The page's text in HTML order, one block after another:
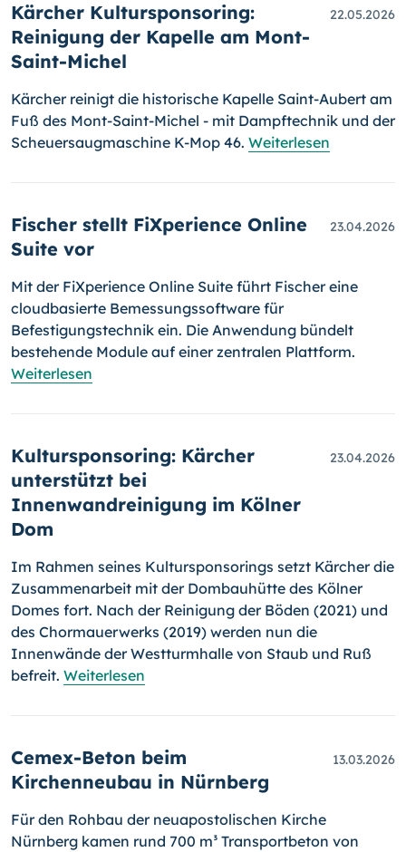
Kärcher Kultursponsoring:
Reinigung der Kapelle am Mont-
Saint-Michel
22.05.2026
Kärcher reinigt die historische Kapelle Saint-Aubert am
Fuß des Mont-Saint-Michel - mit Dampftechnik und der
Scheuersaugmaschine K-Mop 46. Weiterlesen
Fischer stellt FiXperience Online
Suite vor
23.04.2026
Mit der FiXperience Online Suite führt Fischer eine
cloudbasierte Bemessungssoftware für
Befestigungstechnik ein. Die Anwendung bündelt
bestehende Module auf einer zentralen Plattform.
Weiterlesen
Kultursponsoring: Kärcher
unterstützt bei
Innenwandreinigung im Kölner
Dom
23.04.2026
Im Rahmen seines Kultursponsorings setzt Kärcher die
Zusammenarbeit mit der Dombauhütte des Kölner
Domes fort. Nach der Reinigung der Böden (2021) und
des Chormauerwerks (2019) werden nun die
Innenwände der Westturmhalle von Staub und Ruß
befreit. Weiterlesen
Cemex-Beton beim
Kirchenneubau in Nürnberg
13.03.2026
Für den Rohbau der neuapostolischen Kirche
Nürnberg kamen rund 700 m³ Transportbeton von